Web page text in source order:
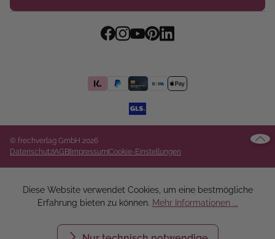
© frechverlag GmbH 2026
DatenschutzAGB ImpressumCookie-Einstellungen
Diese Website verwendet Cookies, um eine bestmögliche
Erfahrung bieten zu können. Mehr Informationen ...